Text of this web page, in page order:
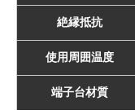
絶縁抵抗
使用周囲温度
端子台材質